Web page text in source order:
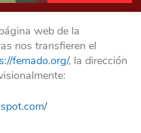
web de la
nos transfieren el
femado.org/, la dirección